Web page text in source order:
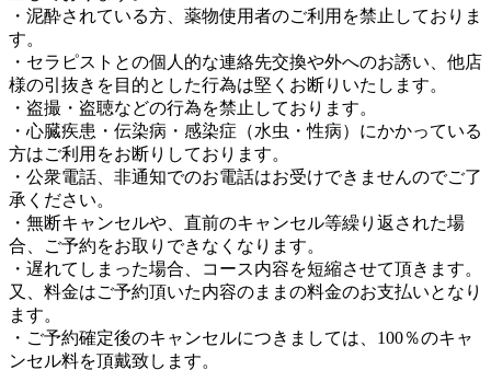
・泥酔されている方、薬物使用者のご利用を禁止しておりま
す。
・セラピストとの個人的な連絡先交換や外へのお誘い、他店
様の引抜きを目的とした行為は堅くお断りいたします。
・盗撮・盗聴などの行為を禁止しております。
・心臓疾患・伝染病・感染症（水虫・性病）にかかっている
方はご利用をお断りしております。
・公衆電話、非通知でのお電話はお受けできませんのでご了
承ください。
・無断キャンセルや、直前のキャンセル等繰り返された場
合、ご予約をお取りできなくなります。
・遅れてしまった場合、コース内容を短縮させて頂きます。
又、料金はご予約頂いた内容のままの料金のお支払いとなり
ます。
・ご予約確定後のキャンセルにつきましては、100％のキャ
ンセル料を頂戴致します。